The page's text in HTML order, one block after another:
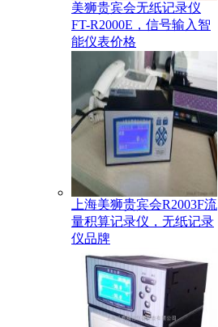
美狮贵宾会无纸记录仪
FT-R2000E，信号输入智
能仪表价格
上海美狮贵宾会R2003F流
量积算记录仪，无纸记录
仪品牌